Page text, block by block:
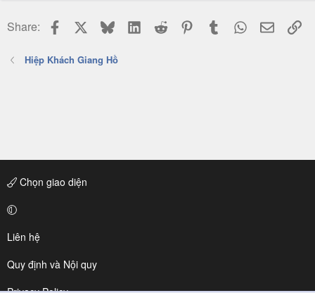
Share: Facebook BlueskyLinkedIn
Reddit PinterestTumblr WhatsApp
Email
Hiệp Khách Giang Hồ
Chọn giao diện
Liên hệ
Quy định và Nội quy